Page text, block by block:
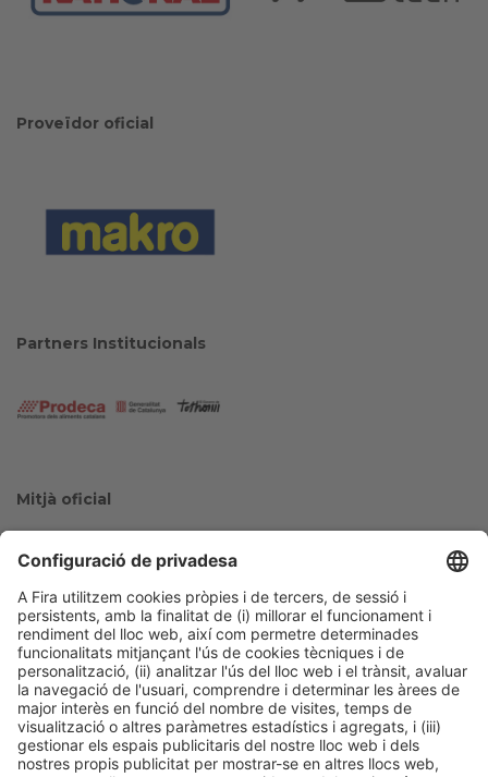
Proveïdor oficial
Partners Institucionals
Mitjà oficial
Col·laboradors